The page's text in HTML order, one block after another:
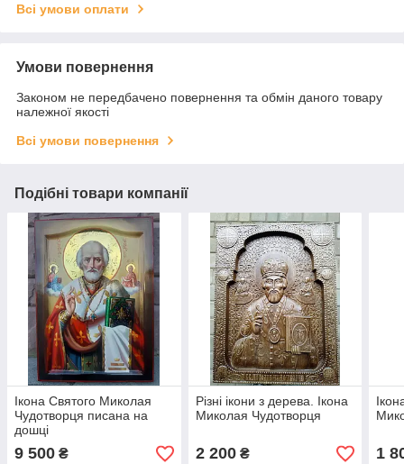
Всі умови оплати
Умови повернення
Законом не передбачено повернення та обмін даного товару
належної якості
Всі умови повернення
Подібні товари компанії
Ікона Святого Миколая
Чудотворця писана на
дошці
9 500 ₴
Різні ікони з дерева. Ікона
Миколая Чудотворця
2 200₴ 1